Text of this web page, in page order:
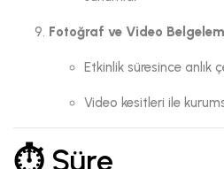
Fotoğraf ve Video
Etkinlik süresince anlık
Video kesitleri ile
⏱️ Süre